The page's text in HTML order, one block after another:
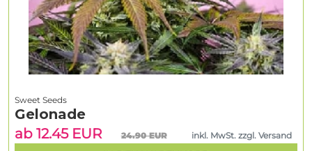
Sweet Seeds
Gelonade
ab 12.45 EUR
24.90 EUR inkl. MwSt. zzgl. Versand